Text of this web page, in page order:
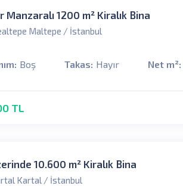
Manzaralı 1200 m² Kiralık Bina
Maltepe / İstanbul
Boş Takas: Hayır Net m²:
TL
10.600 m² Kiralık Bina
Kartal / İstanbul